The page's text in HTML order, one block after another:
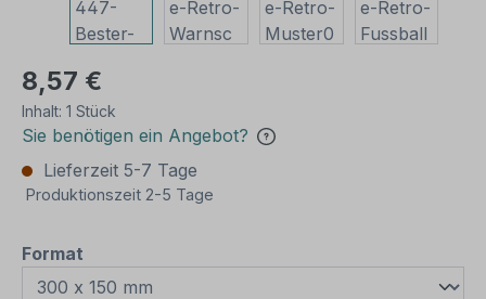
8,57 €
Inhalt: 1 Stück
Sie benötigen ein Angebot?
Lieferzeit 5-7 Tage
Produktionszeit 2-5 Tage
Format